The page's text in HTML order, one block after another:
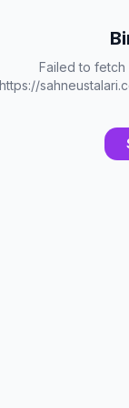
Failed to fetch
https://